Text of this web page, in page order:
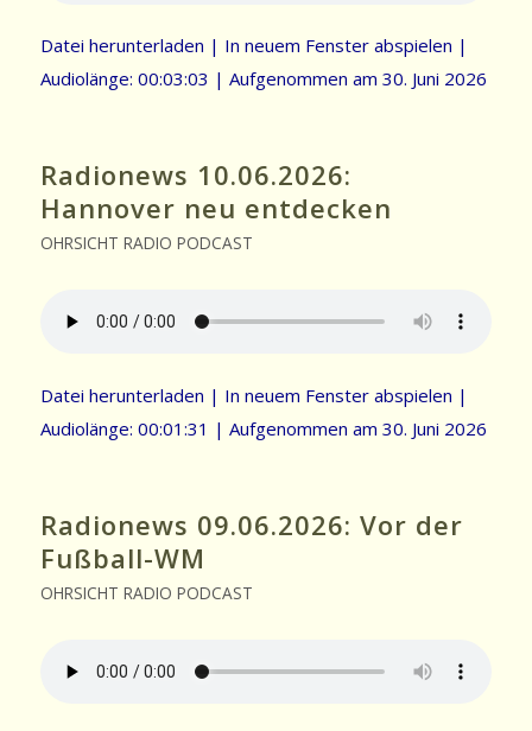
Datei herunterladen | In neuem Fenster abspielen |
Audiolänge: 00:03:03 | Aufgenommen am 30. Juni 2026
Radionews 10.06.2026:
Hannover neu entdecken
OHRSICHT RADIO PODCAST
Datei herunterladen | In neuem Fenster abspielen |
Audiolänge: 00:01:31 | Aufgenommen am 30. Juni 2026
Radionews 09.06.2026: Vor der
Fußball-WM
OHRSICHT RADIO PODCAST